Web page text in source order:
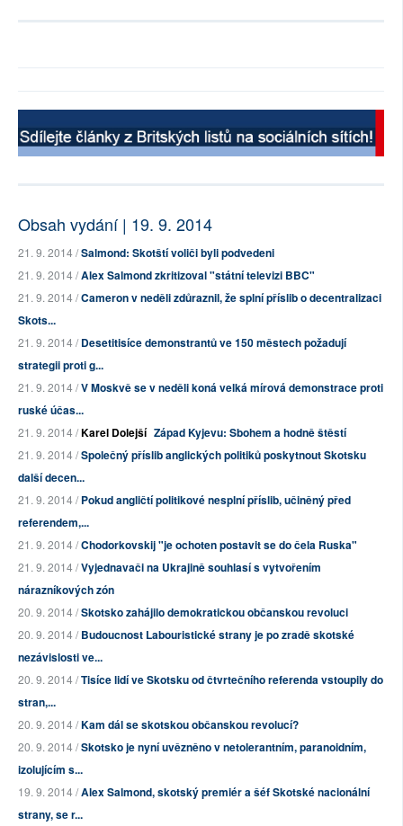
Obsah vydání | 19. 9. 2014
21. 9. 2014 /Salmond: Skotští voliči byli podvedeni
21. 9. 2014 /Alex Salmond zkritizoval "státní televizi BBC"
21. 9. 2014 /Cameron v neděli zdůraznil, že splní příslib o decentralizaci
Skots...
21. 9. 2014 /Desetitisíce demonstrantů ve 150 městech požadují
strategii proti g...
21. 9. 2014 /V Moskvě se v neděli koná velká mírová demonstrace proti
ruské účas...
21. 9. 2014 /Karel Dolejší Západ Kyjevu: Sbohem a hodně štěstí
21. 9. 2014 /Společný příslib anglických politiků poskytnout Skotsku
další decen...
21. 9. 2014 /Pokud angličtí politikové nesplní příslib, učiněný před
referendem,...
21. 9. 2014 /Chodorkovskij "je ochoten postavit se do čela Ruska"
21. 9. 2014 /Vyjednavači na Ukrajině souhlasí s vytvořením
nárazníkových zón
20. 9. 2014 /Skotsko zahájilo demokratickou občanskou revoluci
20. 9. 2014 /Budoucnost Labouristické strany je po zradě skotské
nezávislosti ve...
20. 9. 2014 /Tisíce lidí ve Skotsku od čtvrtečního referenda vstoupily do
stran,...
20. 9. 2014 /Kam dál se skotskou občanskou revolucí?
20. 9. 2014 /Skotsko je nyní uvězněno v netolerantním, paranoidním,
izolujícím s...
19. 9. 2014 /Alex Salmond, skotský premiér a šéf Skotské nacionální
strany, se r...